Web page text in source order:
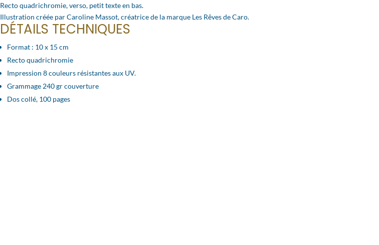
Recto quadrichromie, verso, petit texte en bas.
Illustration créée par Caroline Massot, créatrice de la marque Les Rêves de Caro.
DÉTAILS TECHNIQUES
Format : 10 x 15 cm
Recto quadrichromie
Impression 8 couleurs résistantes aux UV.
Grammage 240 gr couverture
Dos collé, 100 pages